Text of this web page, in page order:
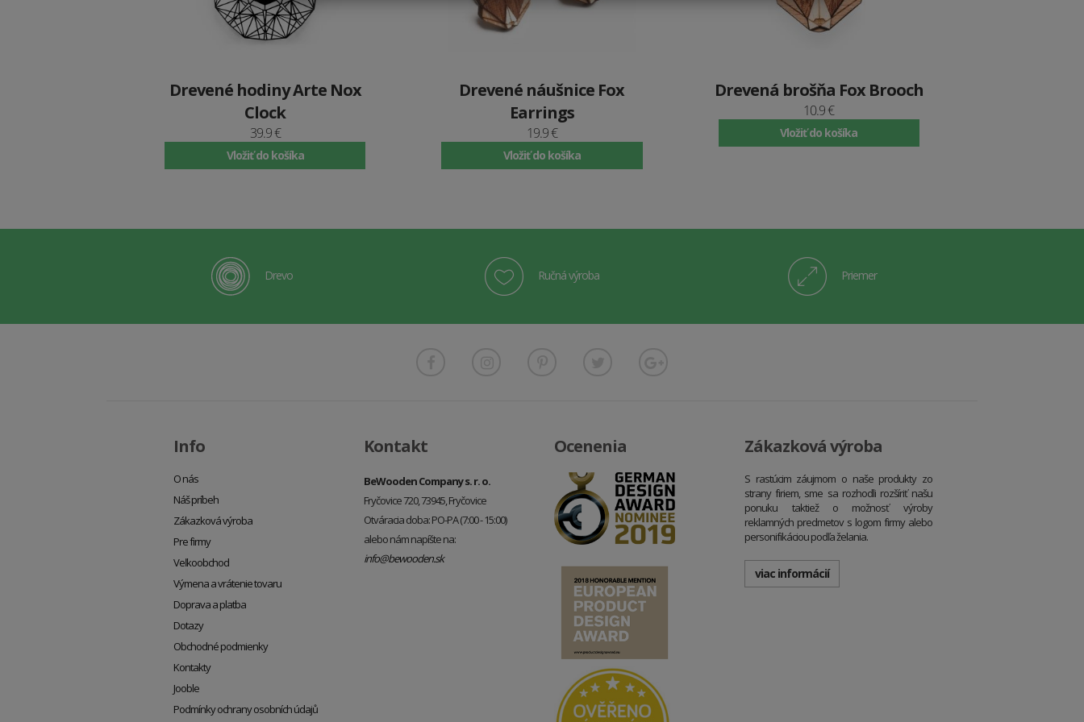
Drevené hodiny Arte Nox
Clock
39.9 €
Vložiť do košíka
Drevené náušnice Fox
Earrings
19.9 €
Vložiť do košíka
Drevená brošňa Fox Brooch
10.9 €
Vložiť do košíka
Drevo Ručná výroba Priemer
Info
O nás
Náš príbeh
Zákazková výroba
Pre firmy
Veľkoobchod
Výmena a vrátenie tovaru
Doprava a platba
Dotazy
Obchodné podmienky
Kontakty
Jooble
Podmínky ochrany osobních údajů
Kontakt
BeWooden Company s. r. o.
Fryčovice 720, 73945, Fryčovice
Otváracia doba: PO-PA (7:00 - 15:00)
alebo nám napíšte na:
info@bewooden.sk
Ocenenia Zákazková výroba
S rastúcim záujmom o naše produkty zo
strany firiem, sme sa rozhodli rozšíriť našu
ponuku taktiež o možnosť výroby
reklamných predmetov s logom firmy alebo
personifikáciou podľa želania.
viac informácií